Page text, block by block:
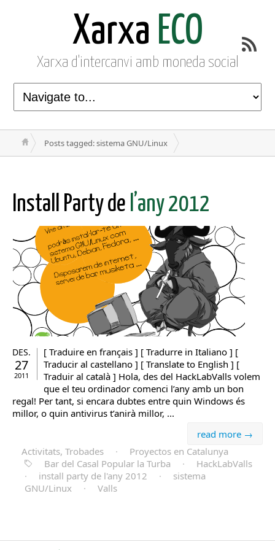
Xarxa ECO
Xarxa d'intercanvi amb moneda social
Posts tagged: sistema GNU/Linux
Install Party de l’any 2012
DES.
27
2011
[ Traduire en français ] [ Tradurre in Italiano ] [
Traducir al castellano ] [ Translate to English ] [
Traduir al català ] Hola, des del HackLabValls volem
que el teu ordinador comenci l’any amb un bon
regal! Per tant, si encara dubtes entre quin Windows és
millor, o quin antivirus t’anirà millor, ...
read more →
Activitats, Trobades
·
Proyectos en Catalunya
Bar del Casal Popular la Turba
·
HackLabValls
·
install party de l'any 2012 ·
sistema
GNU/Linux
· Valls